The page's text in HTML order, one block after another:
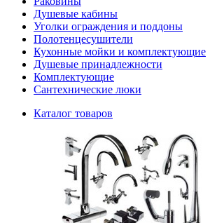
Душевые кабины
Уголки ограждения и поддоны
Полотенцесушители
Кухонные мойки и комплектующие
Душевые принадлежности
Комплектующие
Сантехнические люки
Каталог товаров